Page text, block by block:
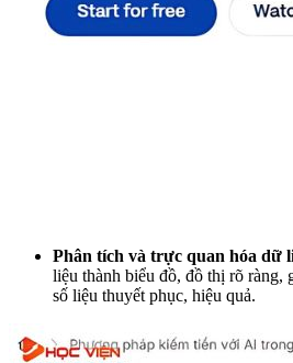
Phân tích và trực quan hóa dữ
liệu thành biểu đồ, đồ thị rõ ràng,
số liệu thuyết phục, hiệu quả.